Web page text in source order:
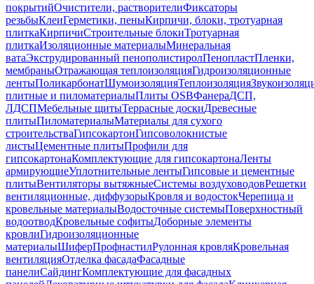
покрытийОчистители, растворителиФиксаторы
резьбыКлеиГерметики, пеныКирпичи, блоки, тротуарная
плиткаКирпичиСтроительные блокиТротуарная
плиткаИзоляционные материалыМинеральная
ватаЭкструдированный пенополистиролПенопластПленки,
мембраныОтражающая теплоизоляцияГидроизоляционные
лентыПоликарбонатШумоизоляцияТеплоизоляция
плитные и пиломатериалыПлиты OSBФанераДСП,
ЛДСПМебельные щитыТеррасные доскиДревесные
плитыПиломатериалыМатериалы для сухого
строительстваГипсокартонГипсоволокнистые
листыЦементные плитыПрофили для
гипсокартонаКомплектующие для гипсокартонаЛенты
армирующиеУплотнительные лентыГипсовые и цементные
плитыВентиляторы вытяжныеСистемы воздуховодовРешетки
вентиляционные, диффузорыКровля и водостокЧерепица и
кровельные материалыВодосточные системыПоверхностный
водоотводКровельные софитыДоборные элементы
кровлиГидроизоляционные
материалыШиферПрофнастилРулонная кровляКровельная
вентиляцияОтделка фасадаФасадные
панелиСайдингКомплектующие для фасадных